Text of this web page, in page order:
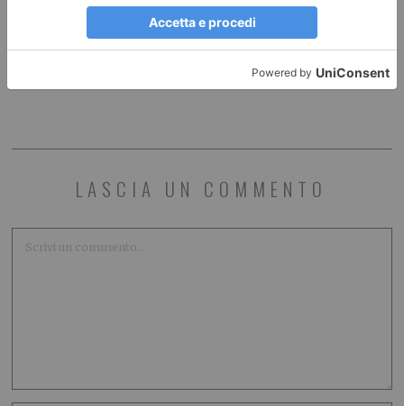
LASCIA UN COMMENTO